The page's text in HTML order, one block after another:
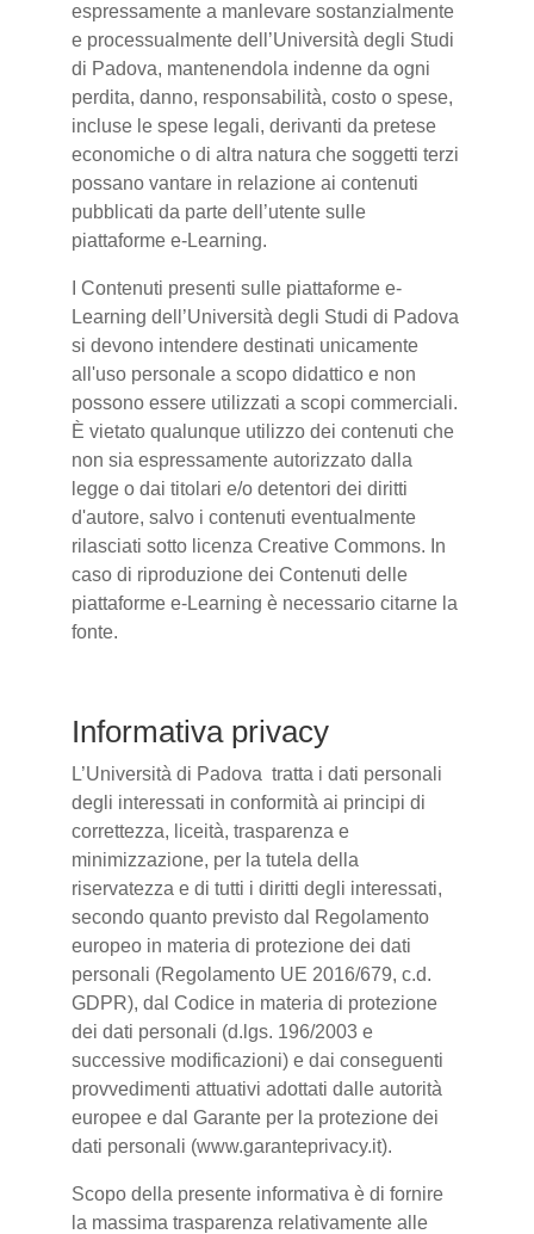
espressamente a manlevare sostanzialmente
e processualmente dell’Università degli Studi
di Padova, mantenendola indenne da ogni
perdita, danno, responsabilità, costo o spese,
incluse le spese legali, derivanti da pretese
economiche o di altra natura che soggetti terzi
possano vantare in relazione ai contenuti
pubblicati da parte dell’utente sulle
piattaforme e-Learning.
I Contenuti presenti sulle piattaforme e-
Learning dell’Università degli Studi di Padova
si devono intendere destinati unicamente
all'uso personale a scopo didattico e non
possono essere utilizzati a scopi commerciali.
È vietato qualunque utilizzo dei contenuti che
non sia espressamente autorizzato dalla
legge o dai titolari e/o detentori dei diritti
d'autore, salvo i contenuti eventualmente
rilasciati sotto licenza Creative Commons. In
caso di riproduzione dei Contenuti delle
piattaforme e-Learning è necessario citarne la
fonte.
Informativa privacy
L’Università di Padova tratta i dati personali
degli interessati in conformità ai principi di
correttezza, liceità, trasparenza e
minimizzazione, per la tutela della
riservatezza e di tutti i diritti degli interessati,
secondo quanto previsto dal Regolamento
europeo in materia di protezione dei dati
personali (Regolamento UE 2016/679, c.d.
GDPR), dal Codice in materia di protezione
dei dati personali (d.lgs. 196/2003 e
successive modificazioni) e dai conseguenti
provvedimenti attuativi adottati dalle autorità
europee e dal Garante per la protezione dei
dati personali (www.garanteprivacy.it).
Scopo della presente informativa è di fornire
la massima trasparenza relativamente alle